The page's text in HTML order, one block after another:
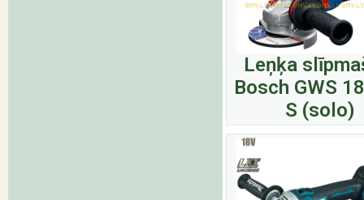
Leņķa
Bosch GWS
S (solo)